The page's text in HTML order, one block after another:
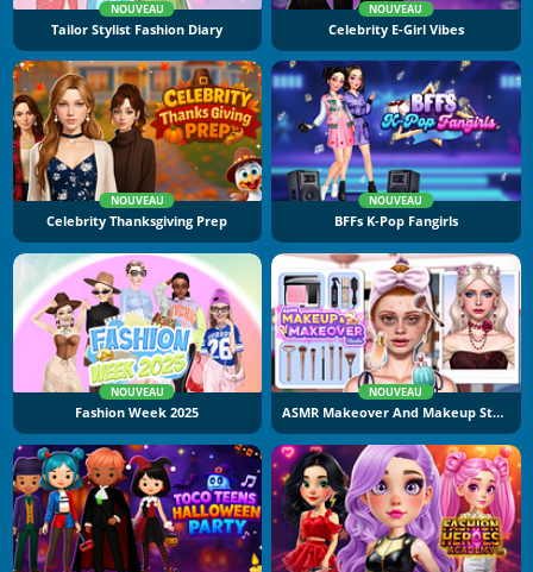
NOUVEAU
Tailor Stylist Fashion Diary
NOUVEAU
Celebrity E-Girl Vibes
NOUVEAU
Celebrity Thanksgiving Prep
NOUVEAU
BFFs K-Pop Fangirls
NOUVEAU
Fashion Week 2025
NOUVEAU
ASMR Makeover And Makeup Studio